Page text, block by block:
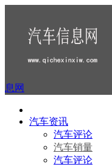
息网
汽车资讯
汽车评论
汽车销量
汽车评论